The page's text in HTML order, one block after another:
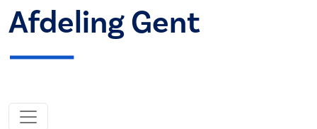
Afdeling Gent